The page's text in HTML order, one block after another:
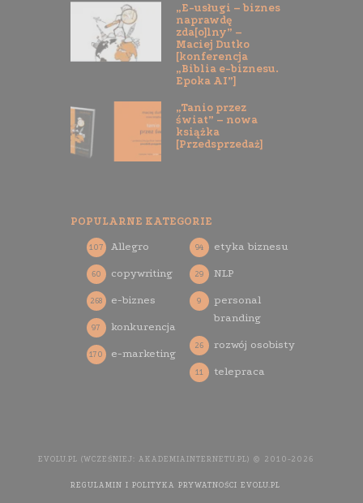
„E-usługi – biznes
naprawdę
zda[o]lny” –
Maciej Dutko
[konferencja
„Biblia e-biznesu.
Epoka AI”]
„Tanio przez
świat” – nowa
książka
[Przedsprzedaż]
POPULARNE KATEGORIE
Allegro
107
copywriting
60
e-biznes
268
konkurencja
97
e-marketing
170
etyka biznesu
94
NLP
29
personal
branding
9
rozwój osobisty
26
telepraca
11
EVOLU.PL (WCZEŚNIEJ: AKADEMIAINTERNETU.PL) © 2010-2026
REGULAMIN I POLITYKA PRYWATNOŚCI EVOLU.PL